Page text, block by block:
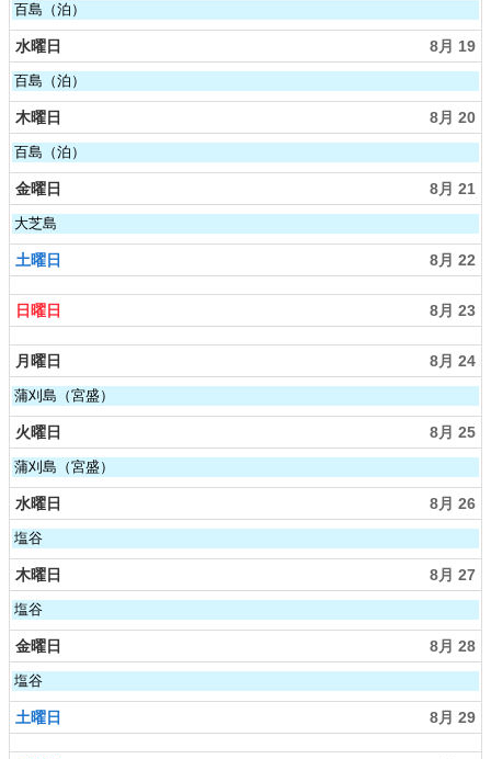
火
曜
日,
8
月
8
t
h
2
0
2
6
百島（泊）
水曜日 8月 19
水
曜
日,
8
月
9
t
h
2
0
2
6
百島（泊）
木曜日 8月 20
木
曜
日,
8
月
0
t
h
2
0
2
6
百島（泊）
金曜日 8月 21
金
曜
日,
8
月
2
1
s
t
2
0
2
6
大芝島
土曜日 8月 22
日曜日 8月 23
月曜日 8月 24
月
曜
日,
8
月
4
t
h
2
0
2
6
蒲刈島（宮盛）
火曜日 8月 25
火
曜
日,
8
月
5
t
h
2
0
2
6
蒲刈島（宮盛）
水曜日 8月 26
水
曜
日,
8
月
6
t
h
2
0
2
6
塩谷
木曜日 8月 27
木
曜
日,
8
月
7
t
h
塩谷
金曜日 8月 28
金
曜
日,
8
月
塩谷
土曜日 8月 29